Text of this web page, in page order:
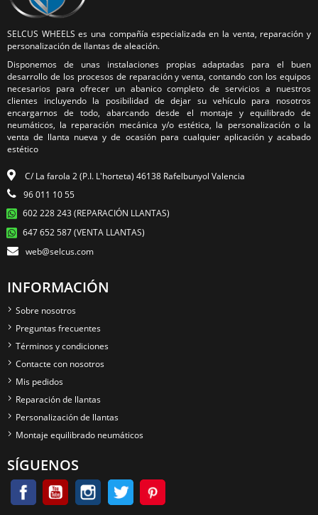
SELCUS WHEELS es una compañía especializada en la venta, reparación y
personalización de llantas de aleación.
Disponemos de unas instalaciones propias adaptadas para el buen
desarrollo de los procesos de reparación y venta, contando con los equipos
necesarios para ofrecer un abanico completo de servicios a nuestros
clientes incluyendo la posibilidad de dejar su vehículo para nosotros
encargarnos de todo, abarcando desde el montaje y equilibrado de
neumáticos, la reparación mecánica y/o estética, la personalización o la
venta de llanta nueva y de ocasión para cualquier aplicación y acabado
estético
C/ La farola 2 (P.I. L'horteta) 46138 Rafelbunyol Valencia
96 011 10 55
602 228 243 (REPARACIÓN LLANTAS)
647 652 587 (VENTA LLANTAS)
web@selcus.com
INFORMACIÓN
Sobre nosotros
Preguntas frecuentes
Términos y condiciones
Contacte con nosotros
Mis pedidos
Reparación de llantas
Personalización de llantas
Montaje equilibrado neumáticos
SÍGUENOS